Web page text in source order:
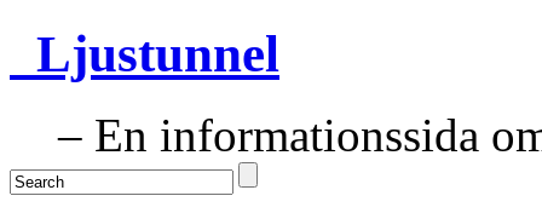
Ljustunnel
– En informationssida